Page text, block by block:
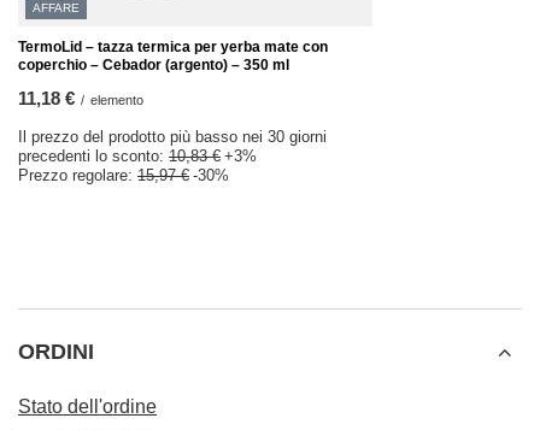
AFFARE
TermoLid – tazza termica per yerba mate con
coperchio – Cebador (argento) – 350 ml
11,18 € / elemento
Il prezzo del prodotto più basso nei 30 giorni
precedenti lo sconto: 10,83 € +3%
Prezzo regolare: 15,97 € -30%
ORDINI
Stato dell'ordine